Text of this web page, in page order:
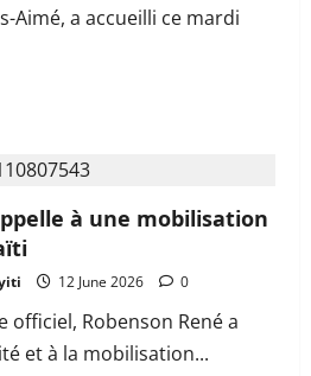
Aimé, a accueilli ce mardi
à une mobilisation
12 June 2026 0
officiel, Robenson René a
et à la mobilisation...